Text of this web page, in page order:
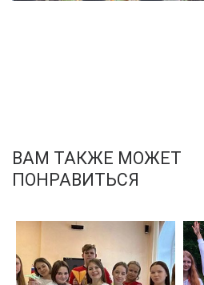
ВАМ ТАКЖЕ МОЖЕТ
ПОНРАВИТЬСЯ